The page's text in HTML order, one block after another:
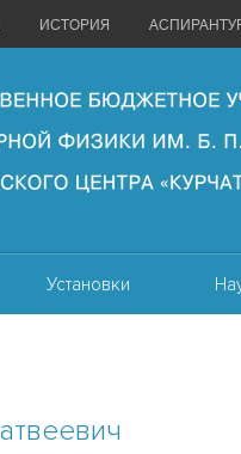
ИСТОРИЯ
Установки